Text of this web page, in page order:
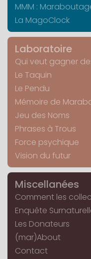
MMM :
La MagoClock
Laboratoire
Qui veut gagner
Le Taquin
Le Pendu
Mémoire de
Jeu des Noms
Phrases à Trous
Force psychique
Vision du futur
Miscellanées
Comment les
Enquête
Les Donateurs
(mar)About
Contact